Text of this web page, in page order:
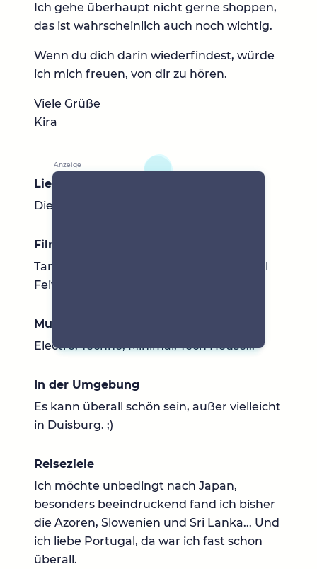
Ich gehe überhaupt nicht gerne shoppen,
das ist wahrscheinlich auch noch wichtig.
Wenn du dich darin wiederfindest, würde
ich mich freuen, von dir zu hören.
Viele Grüße
Kira
Lieblingsbücher
Die unendliche Geschichte Der Duden ;)
Filme & Serien
Tarantino Filme Sci-Fi, Alien zum Beispiel
Feivel, der Mauswanderer
Musik
Electro, Techno, Minimal, Tech House...
In der Umgebung
Es kann überall schön sein, außer vielleicht
in Duisburg. ;)
Reiseziele
Ich möchte unbedingt nach Japan,
besonders beeindruckend fand ich bisher
die Azoren, Slowenien und Sri Lanka... Und
ich liebe Portugal, da war ich fast schon
überall.